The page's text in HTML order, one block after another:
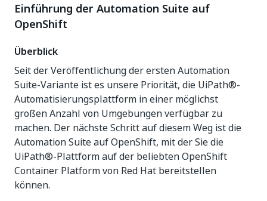
Einführung der Automation Suite auf
OpenShift
Überblick
Seit der Veröffentlichung der ersten Automation
Suite-Variante ist es unsere Priorität, die UiPath®-
Automatisierungsplattform in einer möglichst
großen Anzahl von Umgebungen verfügbar zu
machen. Der nächste Schritt auf diesem Weg ist die
Automation Suite auf OpenShift, mit der Sie die
UiPath®-Plattform auf der beliebten OpenShift
Container Platform von Red Hat bereitstellen
können.